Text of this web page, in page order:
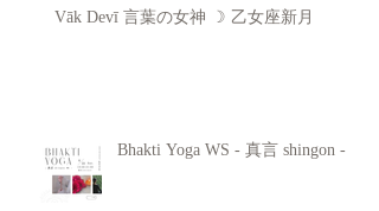
Vāk Devī 言葉の女神 ☽ 乙女座新月
Bhakti Yoga WS - 真言 shingon -